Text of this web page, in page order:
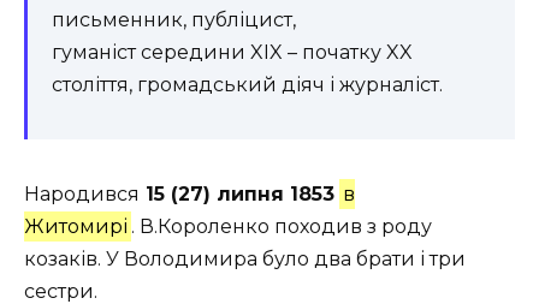
письменник, публіцист,
гуманіст середини XIX – початку XX
століття, громадський діяч і журналіст.
Народився 15 (27) липня 1853 в
Житомирі . В.Короленко походив з роду
козаків. У Володимира було два брати і три
сестри.